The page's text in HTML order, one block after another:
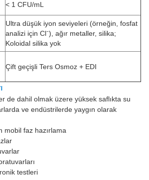
< 1 CFU/mL
Ultra düşük iyon seviyeleri (örneğin, fosfat
analizi için Cl⁻), ağır metaller, silika;
Koloidal silika yok
Çift geçişli Ters Osmoz + EDI
de dahil olmak üzere yüksek saflıkta su
ve endüstrilerde yaygın olarak
mobil faz hazırlama
testleri